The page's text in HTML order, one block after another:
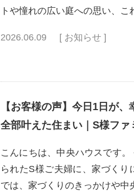
トや憧れの広い庭への思い、
2026.06.09 [ お知らせ ]
【お客様の声】今日1日が
全部叶えた住まい｜S様フ
こんにちは、中央ハウスです
られたS様ご夫婦に、家づく
では、家づくりのきっかけや中